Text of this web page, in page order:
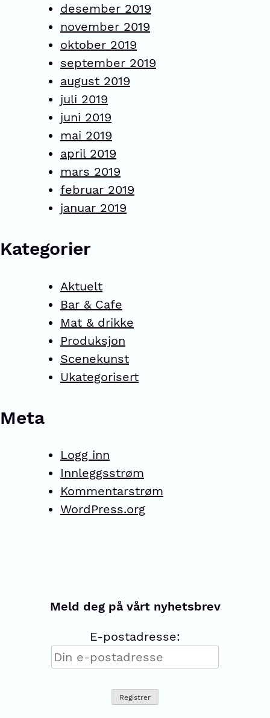
desember 2019
november 2019
oktober 2019
september 2019
august 2019
juli 2019
juni 2019
mai 2019
april 2019
mars 2019
februar 2019
januar 2019
Kategorier
Aktuelt
Bar & Cafe
Mat & drikke
Produksjon
Scenekunst
Ukategorisert
Meta
Logg inn
Innleggsstrøm
Kommentarstrøm
WordPress.org
Meld deg på vårt nyhetsbrev
E-postadresse: